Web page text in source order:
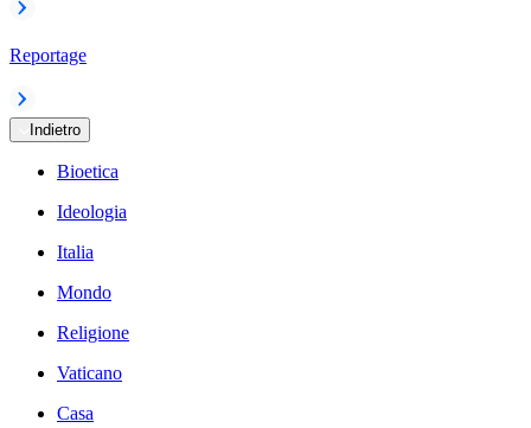
Reportage
Indietro
Bioetica
Ideologia
Italia
Mondo
Religione
Vaticano
Casa